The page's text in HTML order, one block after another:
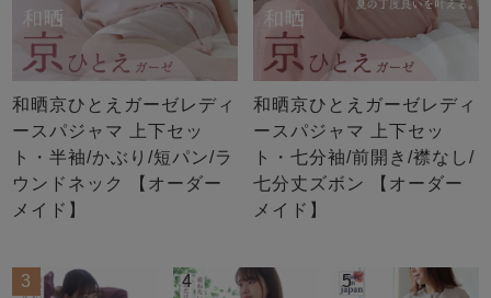
和晒京ひとえガーゼレディ
ースパジャマ 上下セッ
ト・半袖/かぶり/短パン/ラ
ウンドネック 【オーダー
メイド】
和晒京ひとえガーゼレディ
ースパジャマ 上下セッ
ト・七分袖/前開き/襟なし/
七分丈ズボン 【オーダー
メイド】
3 4 5